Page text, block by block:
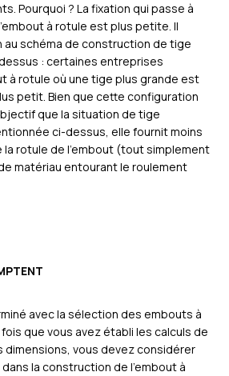
Pourquoi ? La fixation qui passe à
à rotule est plus petite. Il
schéma de construction de tige
: certaines entreprises
à rotule où une tige plus grande est
petit. Bien que cette configuration
que la situation de tige
ci-dessus, elle fournit moins
rotule de l’embout (tout simplement
matériau entourant le roulement
avec la sélection des embouts à
fois que vous avez établi les calculs de
vous devez considérer
la construction de l’embout à